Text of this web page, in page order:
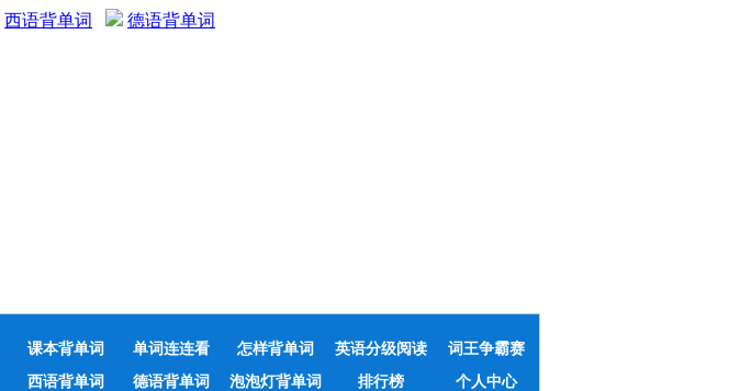
西语背单词 德语背单词
课本背单词 单词连连看 怎样背单词 英语分级阅读
词王争霸赛
西语背单词 德语背单词 泡泡灯背单词 排行榜 个人中心